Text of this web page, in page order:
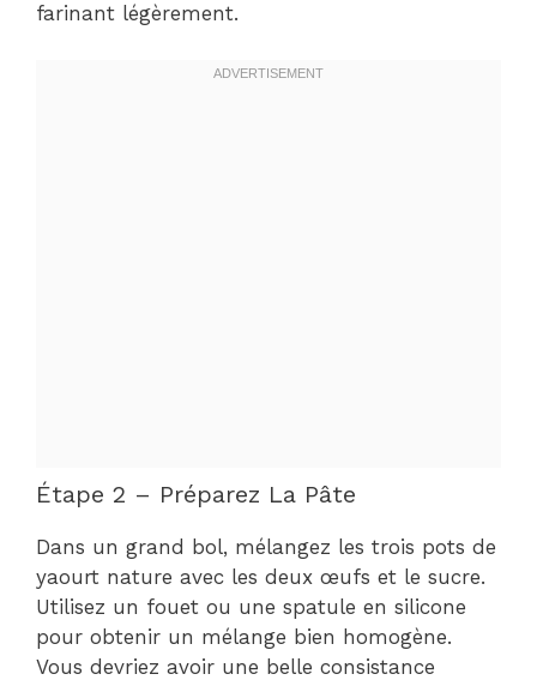
farinant légèrement.
Étape 2 – Préparez La Pâte
Dans un grand bol, mélangez les trois pots de
yaourt nature avec les deux œufs et le sucre.
Utilisez un fouet ou une spatule en silicone
pour obtenir un mélange bien homogène.
Vous devriez avoir une belle consistance